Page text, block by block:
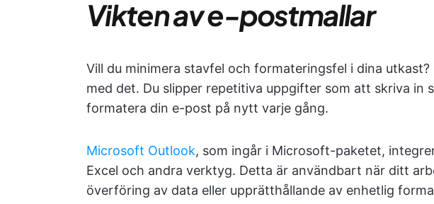
Vikten av e-postmallar
Vill du minimera stavfel och formateringsfel i dina
med det. Du slipper repetitiva uppgifter som att skriva in
formatera din e-post på nytt varje gång.
Microsoft Outlook, som ingår i Microsoft-paketet,
Excel och andra verktyg. Detta är användbart när ditt
överföring av data eller upprätthållande av enhetlig